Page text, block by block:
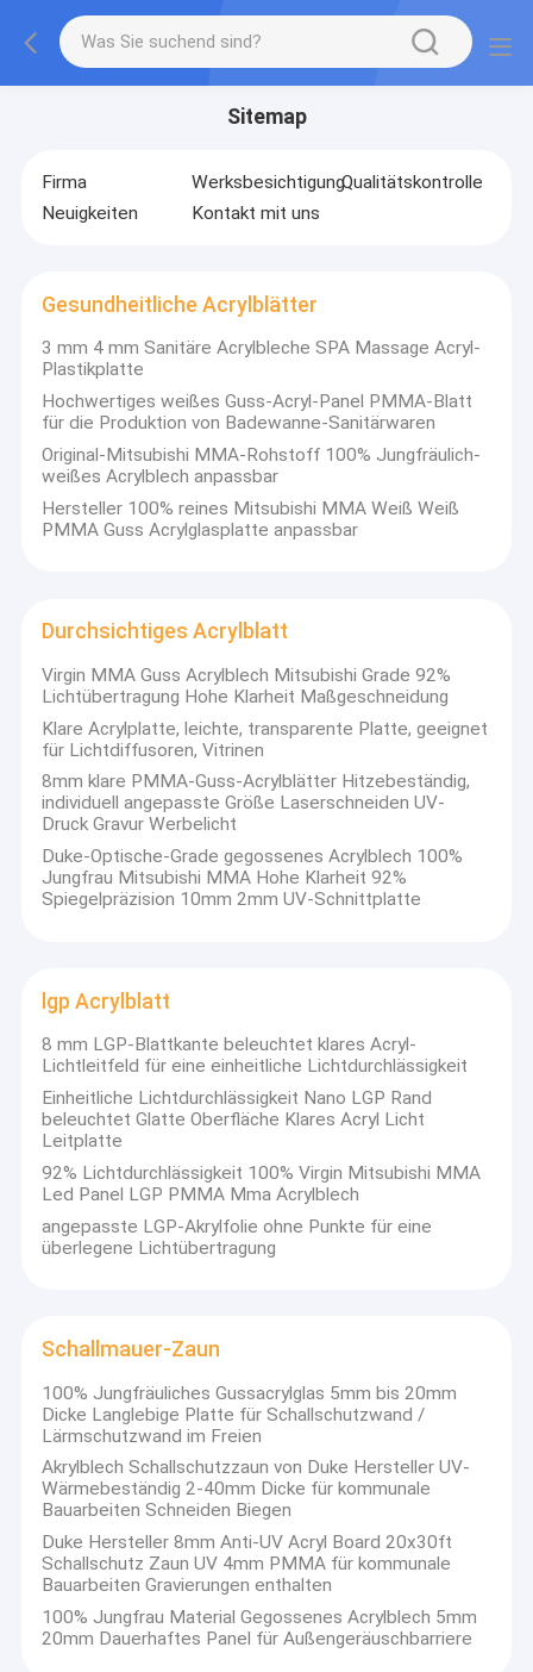
Sitemap
Firma WerksbesichtigungQualitätskontrolle
Neuigkeiten
Kontakt mit uns
Gesundheitliche Acrylblätter
3 mm 4 mm Sanitäre Acrylbleche SPA Massage Acryl-
Plastikplatte
Hochwertiges weißes Guss-Acryl-Panel PMMA-Blatt
für die Produktion von Badewanne-Sanitärwaren
Original-Mitsubishi MMA-Rohstoff 100% Jungfräulich-
weißes Acrylblech anpassbar
Hersteller 100% reines Mitsubishi MMA Weiß Weiß
PMMA Guss Acrylglasplatte anpassbar
Durchsichtiges Acrylblatt
Virgin MMA Guss Acrylblech Mitsubishi Grade 92%
Lichtübertragung Hohe Klarheit Maßgeschneidung
Klare Acrylplatte, leichte, transparente Platte, geeignet
für Lichtdiffusoren, Vitrinen
8mm klare PMMA-Guss-Acrylblätter Hitzebeständig,
individuell angepasste Größe Laserschneiden UV-
Druck Gravur Werbelicht
Duke-Optische-Grade gegossenes Acrylblech 100%
Jungfrau Mitsubishi MMA Hohe Klarheit 92%
Spiegelpräzision 10mm 2mm UV-Schnittplatte
lgp Acrylblatt
8 mm LGP-Blattkante beleuchtet klares Acryl-
Lichtleitfeld für eine einheitliche Lichtdurchlässigkeit
Einheitliche Lichtdurchlässigkeit Nano LGP Rand
beleuchtet Glatte Oberfläche Klares Acryl Licht
Leitplatte
92% Lichtdurchlässigkeit 100% Virgin Mitsubishi MMA
Led Panel LGP PMMA Mma Acrylblech
angepasste LGP-Akrylfolie ohne Punkte für eine
überlegene Lichtübertragung
Schallmauer-Zaun
100% Jungfräuliches Gussacrylglas 5mm bis 20mm
Dicke Langlebige Platte für Schallschutzwand /
Lärmschutzwand im Freien
Akrylblech Schallschutzzaun von Duke Hersteller UV-
Wärmebeständig 2-40mm Dicke für kommunale
Bauarbeiten Schneiden Biegen
Duke Hersteller 8mm Anti-UV Acryl Board 20x30ft
Schallschutz Zaun UV 4mm PMMA für kommunale
Bauarbeiten Gravierungen enthalten
100% Jungfrau Material Gegossenes Acrylblech 5mm
20mm Dauerhaftes Panel für Außengeräuschbarriere